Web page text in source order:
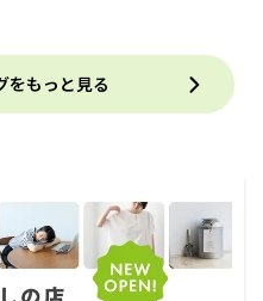
をもっと見る